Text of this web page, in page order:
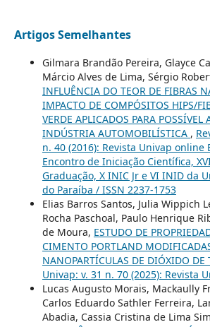
Artigos Semelhantes
Gilmara Brandão Pereira, Glayce
Márcio Alves de Lima, Sérgio
INFLUÊNCIA DO TEOR DE FIBRAS
IMPACTO DE COMPÓSITOS HIPS/
VERDE APLICADOS PARA POSSÍVEL
INDÚSTRIA AUTOMOBILÍSTICA ,
n. 40 (2016): Revista Univap online
Encontro de Iniciação Científica,
Graduação, X INIC Jr e VI INID da
do Paraíba / ISSN 2237-1753
Elias Barros Santos, Julia Wippich
Rocha Paschoal, Paulo Henrique
de Moura, ESTUDO DE
CIMENTO PORTLAND
NANOPARTÍCULAS DE DIÓXIDO DE
Univap: v. 31 n. 70 (2025): Revista
Lucas Augusto Morais, Mackaully
Carlos Eduardo Sathler Ferreira,
Abadia, Cassia Cristina de Lima